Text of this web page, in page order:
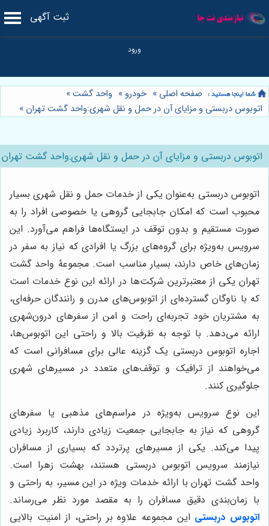
ثبت آگهی
صفحه اصلی » خودرو » واحد گشت»
اتوبوس دربستی و مزایای آن در حمل و نقل شهری:واحد گشت تهران »
اتوبوس دربستی و مزایای آن در حمل و نقل شهری:واحد گشت تهران
اتوبوس دربستی به‌عنوان یکی از خدمات حمل و نقل شهری بسیار
محبوب است که امکان جابجایی گروهی یا خصوصی افراد را به
صورت مستقیم و بدون توقف در ایستگاه‌ها فراهم می‌آورد. این
سرویس به‌ویژه برای گروه‌های بزرگ یا افرادی که نیاز به سفر در
زمان‌های خاص دارند، بسیار مناسب است. مجموعۀ واحد گشت
تهران یکی از معتبرترین شرکت‌ها در ارائه این نوع خدمات است
که با ناوگان گسترده‌ای از اتوبوس‌های مدرن و رانندگان حرفه‌ای،
به مشتریان خود تجربه‌ای راحت و امن از سفرهای درون‌شهری
ارائه می‌دهد. با توجه به ظرفیت بالا و راحتی این اتوبوس‌ها،
اجاره اتوبوس دربستی یک گزینه عالی برای مسافرانی است که
می‌خواهند از ترافیک و توقف‌های متعدد در مسیرهای شهری
جلوگیری کنند.
این نوع سرویس به‌ویژه در مراسم‌های مذهبی یا سفرهای
گروهی که نیاز به جابجایی جمعیت زیادی دارند، کاربرد زیادی
پیدا می‌کند. یکی از مسیرهای پرتردد که بسیاری از مسافران
نیازمند سرویس اتوبوس دربستی هستند، بهشت زهرا است.
واحد گشت تهران با ارائه خدمات ویژه در این مسیر، به راحتی و
با زمان‌بندی دقیق مسافران را به مقصد مورد نظر می‌رساند.
اتوبوس دربستی این مجموعه علاوه بر راحتی، از امنیت بالایی